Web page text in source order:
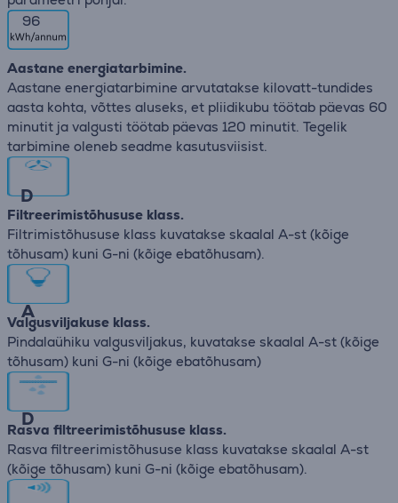
96
Aastane energiatarbimine.
Aastane energiatarbimine arvutatakse kilovatt-tundides
aasta kohta, võttes aluseks, et pliidikubu töötab päevas 60
minutit ja valgusti töötab päevas 120 minutit. Tegelik
tarbimine oleneb seadme kasutusviisist.
D
Filtreerimistõhususe klass.
Filtrimistõhususe klass kuvatakse skaalal A-st (kõige
tõhusam) kuni G-ni (kõige ebatõhusam).
A
Valgusviljakuse klass.
Pindalaühiku valgusviljakus, kuvatakse skaalal A-st (kõige
tõhusam) kuni G-ni (kõige ebatõhusam)
D
Rasva filtreerimistõhususe klass.
Rasva filtreerimistõhususe klass kuvatakse skaalal A-st
(kõige tõhusam) kuni G-ni (kõige ebatõhusam).